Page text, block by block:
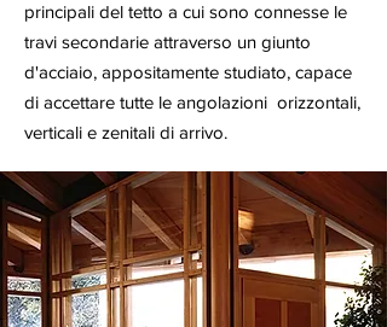
principali del tetto a cui sono connesse le
travi secondarie attraverso un giunto
d'acciaio, appositamente studiato, capace
di accettare tutte le angolazioni orizzontali,
verticali e zenitali di arrivo.